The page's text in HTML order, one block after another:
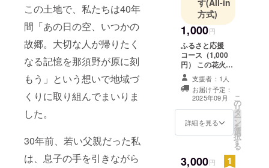
この土地で、私たちは40年
間「あの日の空、いつかの
故郷。大切な人が帰りたく
なる記憶を那須野が原に刻
もう」という想いで地域づ
くりに取り組んでまいりま
した。
30年前、若い父親だった私
は、息子の手を引きながら
成長した彼
は自分の能
力を世のた
めに役立て
る事を誓い
活躍しまし
た。
当社もお家
の事で困っ
ていたらい
ち早く駆け
なたのお役
す(All-in
方式)
1,000円
ふるさと応援
コース（1,000
円） この花火大
会に「気持ちで
応援したい！」
という方にぴっ
たりのコースで
す。 あなたのご
支援は、次世代
容： お名前入り
支援者：1人
お届け予定：
2025年09月
詳細を見る
こ
の
リ
タ
ー
ン
を
選
択
す
る
3,000円